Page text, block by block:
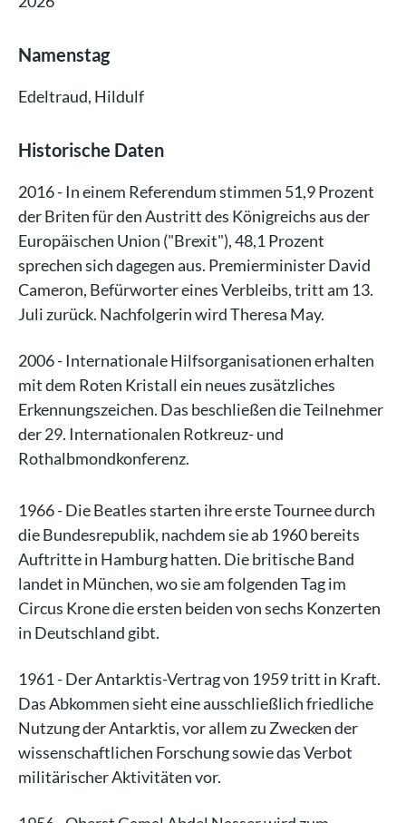
Namenstag
Edeltraud, Hildulf
Historische Daten
2016 - In einem Referendum stimmen 51,9 Prozent
der Briten für den Austritt des Königreichs aus der
Europäischen Union ("Brexit"), 48,1 Prozent
sprechen sich dagegen aus. Premierminister David
Cameron, Befürworter eines Verbleibs, tritt am 13.
Juli zurück. Nachfolgerin wird Theresa May.
2006 - Internationale Hilfsorganisationen erhalten
mit dem Roten Kristall ein neues zusätzliches
Erkennungszeichen. Das beschließen die Teilnehmer
der 29. Internationalen Rotkreuz- und
Rothalbmondkonferenz.
1966 - Die Beatles starten ihre erste Tournee durch
die Bundesrepublik, nachdem sie ab 1960 bereits
Auftritte in Hamburg hatten. Die britische Band
landet in München, wo sie am folgenden Tag im
Circus Krone die ersten beiden von sechs Konzerten
in Deutschland gibt.
1961 - Der Antarktis-Vertrag von 1959 tritt in Kraft.
Das Abkommen sieht eine ausschließlich friedliche
Nutzung der Antarktis, vor allem zu Zwecken der
wissenschaftlichen Forschung sowie das Verbot
militärischer Aktivitäten vor.